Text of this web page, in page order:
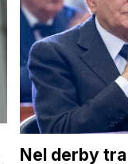
Nel derby